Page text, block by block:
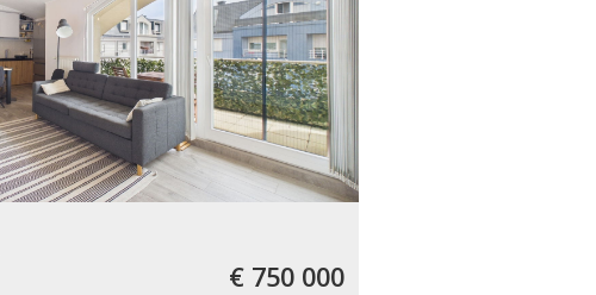
€ 750 000